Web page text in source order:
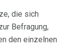
die sich
Befragung,
den einzelnen